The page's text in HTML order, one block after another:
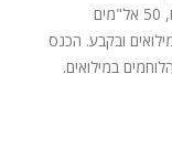
בצה״ל מאז היווסדו: 4 אלופים, 14 תתי אלופים, 50 אל"מים
ובקבע. הכנס
במילואים.